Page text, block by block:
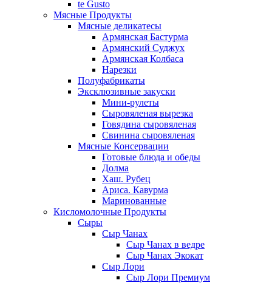
te Gusto
Мясные Продукты
Мясные деликатесы
Армянская Бастурма
Армянский Суджух
Армянская Колбаса
Нарезки
Полуфабрикаты
Эксклюзивные закуски
Мини-рулеты
Сыровяленая вырезка
Говядина сыровяленая
Свинина сыровяленая
Мясные Консервации
Готовые блюда и обеды
Долма
Хаш. Рубец
Ариса. Кавурма
Маринованные
Кисломолочные Продукты
Сыры
Сыр Чанах
Сыр Чанах в ведре
Сыр Чанах Экокат
Сыр Лори
Сыр Лори Премиум